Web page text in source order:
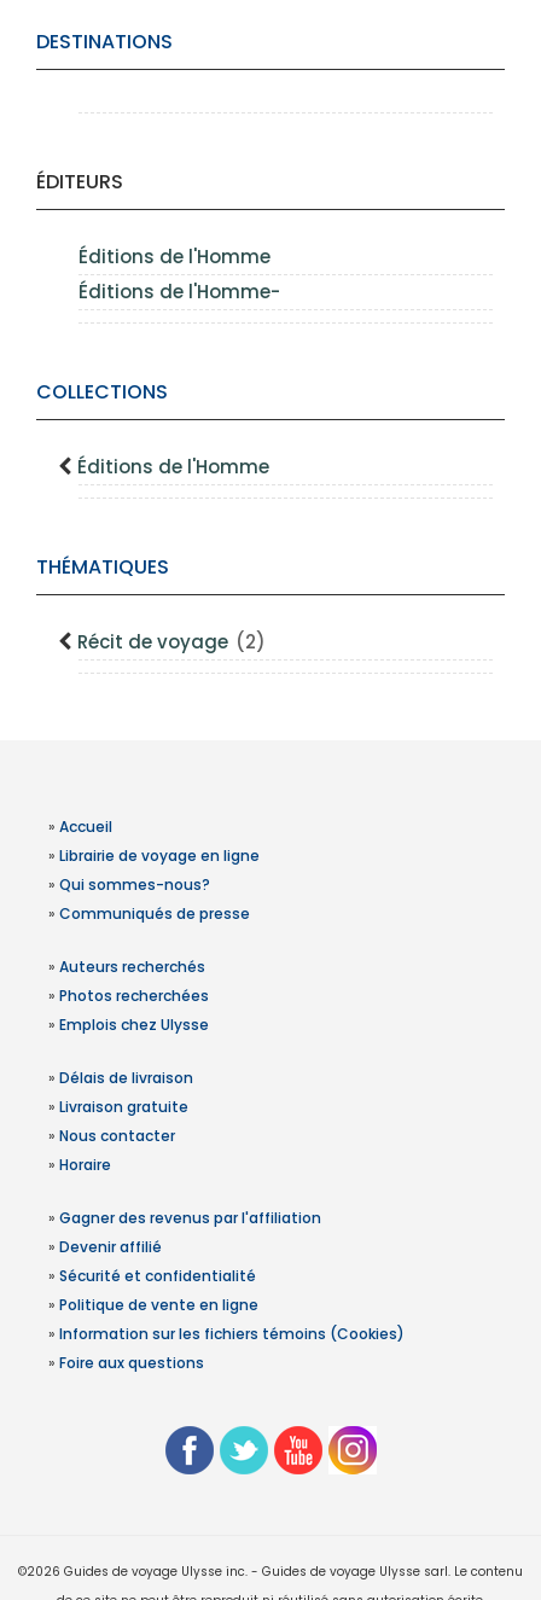
DESTINATIONS
ÉDITEURS
Éditions de l'Homme
Éditions de l'Homme-
COLLECTIONS
Éditions de l'Homme
THÉMATIQUES
Récit de voyage (2)
» Accueil
» Librairie de voyage en ligne
» Qui sommes-nous?
» Communiqués de presse
» Auteurs recherchés
» Photos recherchées
» Emplois chez Ulysse
» Délais de livraison
» Livraison gratuite
» Nous contacter
» Horaire
» Gagner des revenus par l'affiliation
» Devenir affilié
» Sécurité et confidentialité
» Politique de vente en ligne
» Information sur les fichiers témoins (Cookies)
» Foire aux questions
©2026 Guides de voyage Ulysse inc. - Guides de voyage Ulysse sarl. Le contenu